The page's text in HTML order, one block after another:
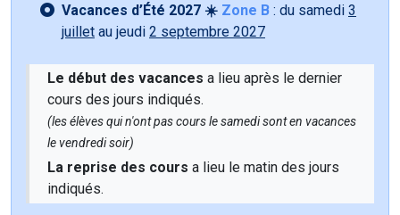
Vacances d’Été 2027 ☀️ Zone B : du samedi 3
juillet au jeudi 2 septembre 2027
Le début des vacances a lieu après le dernier
cours des jours indiqués.
(les élèves qui n'ont pas cours le samedi sont en vacances
le vendredi soir)
La reprise des cours a lieu le matin des jours
indiqués.